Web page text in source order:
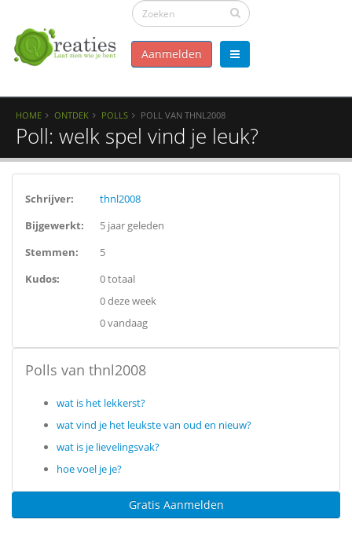
Aanmelden
HOME ONTDEK POLLS POLL VAN THNL2008
Poll: welk spel vind je leuk?
Schrijver:
thnl2008
Bijgewerkt:
5 jaar geleden
Stemmen:
5
Kudos:
0 totaal
0 deze week
0 vandaag
Polls van thnl2008
wat is het lekkerst?
wat vind je het leukste van oud en nieuw?
wat is je lievelingsvak?
hoe voel je je?
Gratis Aanmelden